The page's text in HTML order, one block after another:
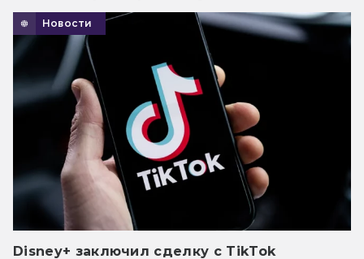
Новости
Disney+ заключил сделку с TikTok